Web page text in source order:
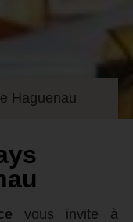
Haguenau
vous invite à